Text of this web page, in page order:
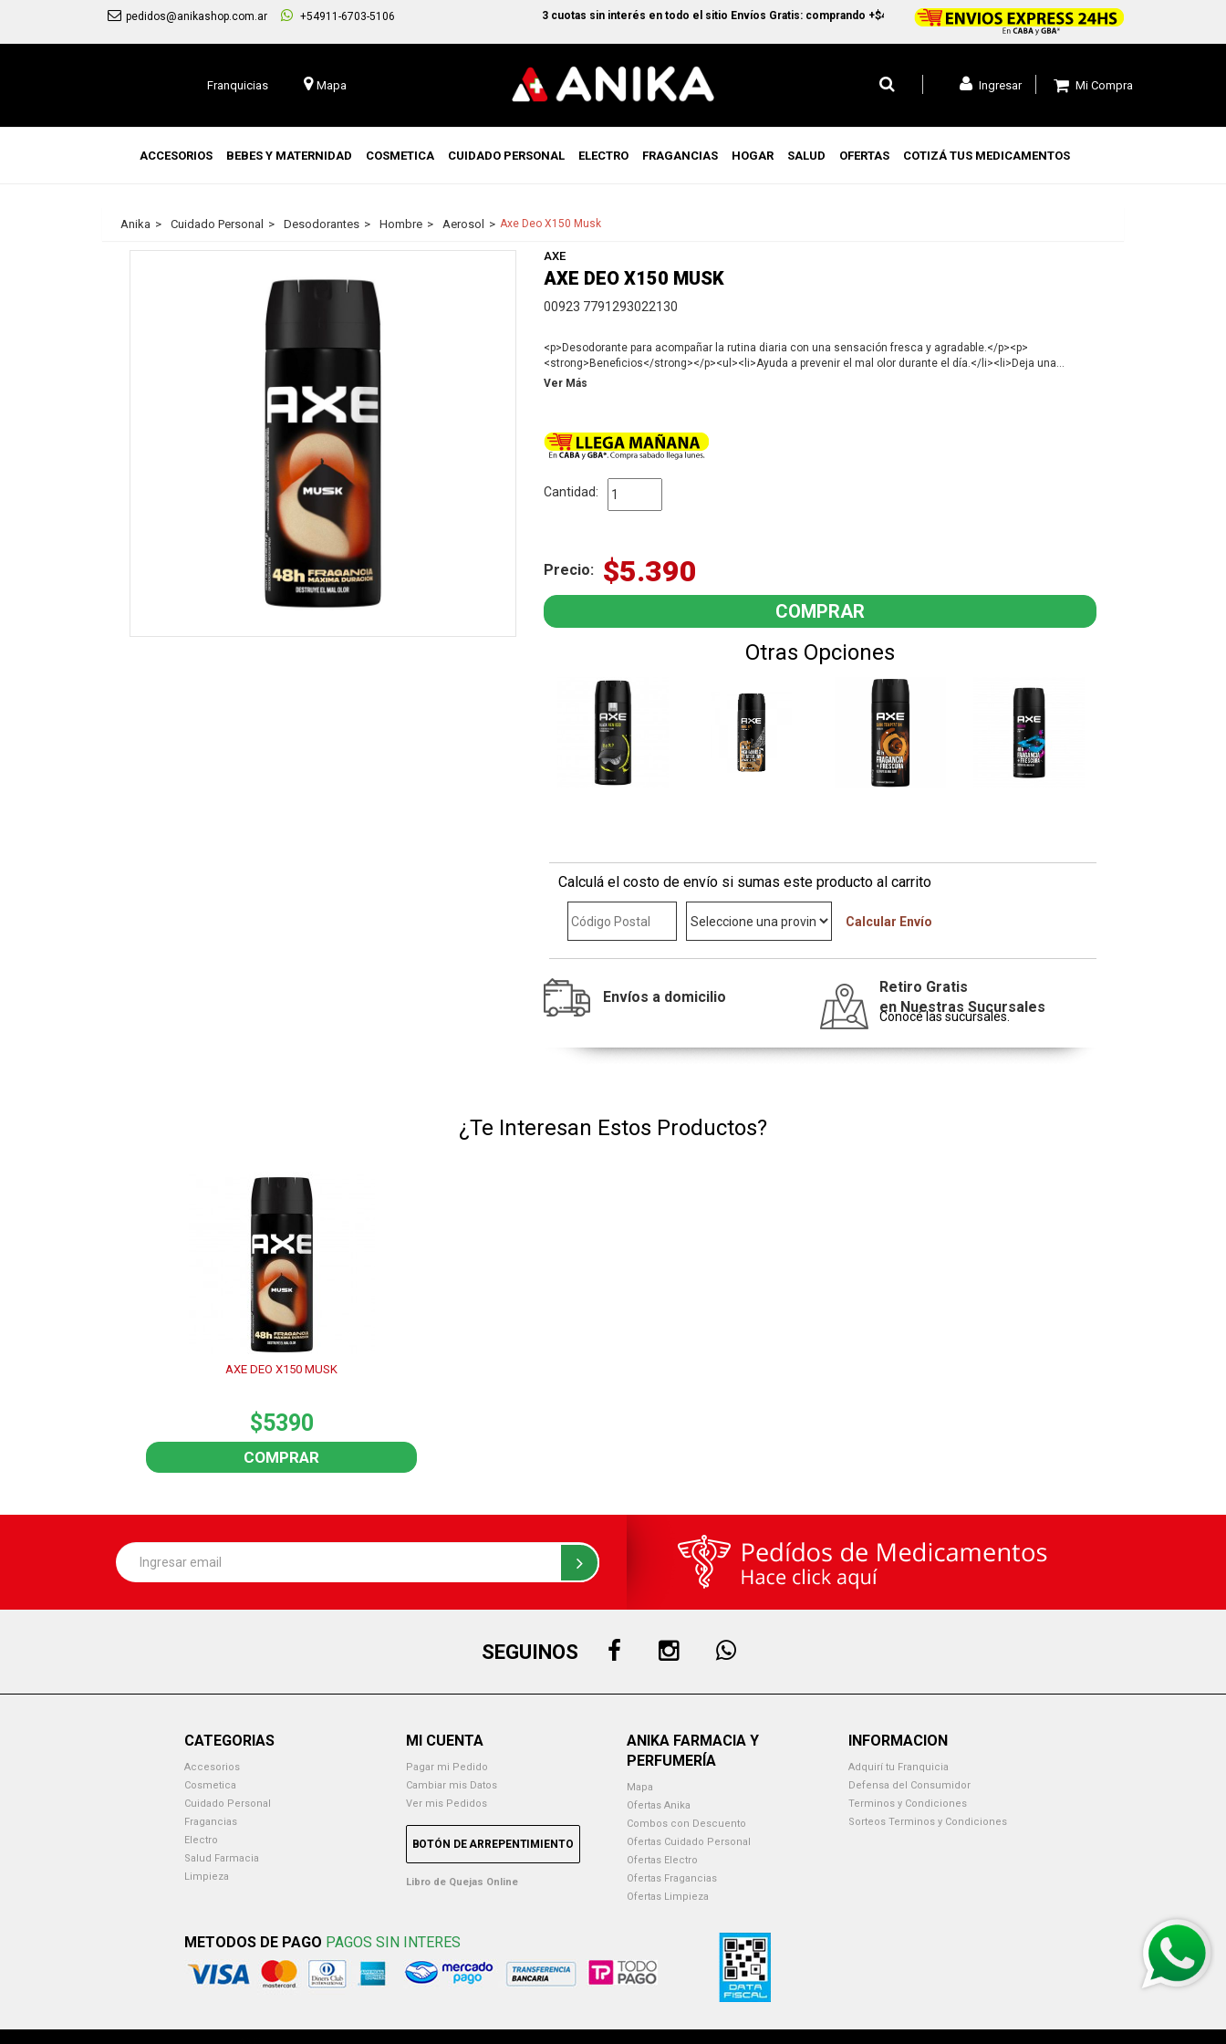
pedidos@anikashop.com.ar +54911-6703-5106 3 cuotas sin interés en todo el sitio Envíos Gratis: comprando +$45.000 en CABA y GBA1 y +$99.000 a todo el pais
Franquicias Mapa Mi Compra
Ingresar
ACCESORIOS BEBES Y MATERNIDAD COSMETICA CUIDADO PERSONAL ELECTRO FRAGANCIAS HOGAR SALUD OFERTAS COTIZÁ TUS MEDICAMENTOS
Anika Cuidado Personal Desodorantes Hombre Aerosol Axe Deo X150 Musk
AXE
AXE DEO X150 MUSK
00923 7791293022130
<p>Desodorante para acompañar la rutina diaria con una sensación fresca y agradable.</p><p>
<strong>Beneficios</strong></p><ul><li>Ayuda a prevenir el mal olor durante el día.</li><li>Deja una
sensación de frescura y cuidado.</li></ul><p><strong>Modo de uso</strong></p><p>Aplicar sobre la piel
Ver Más
Cantidad:
Precio: $5.390
Otras Opciones
Calculá el costo de envío si sumas este producto al carrito
Calcular Envío
Envíos a domicilio
Retiro Gratis
en Nuestras Sucursales
Conocé las sucursales.
¿Te Interesan Estos Productos?
AXE DEO X150 MUSK
$5390
COMPRAR
SEGUINOS
CATEGORIAS
Accesorios
Cosmetica
Cuidado Personal
Fragancias
Electro
Salud Farmacia
Limpieza
MI CUENTA
Pagar mi Pedido
Cambiar mis Datos
Ver mis Pedidos
BOTÓN DE ARREPENTIMIENTO
Libro de Quejas Online
ANIKA FARMACIA Y
PERFUMERÍA
Mapa
Ofertas Anika
Combos con Descuento
Ofertas Cuidado Personal
Ofertas Electro
Ofertas Fragancias
Ofertas Limpieza
INFORMACION
Adquirí tu Franquicia
Defensa del Consumidor
Terminos y Condiciones
Sorteos Terminos y Condiciones
METODOS DE PAGO PAGOS SIN INTERES